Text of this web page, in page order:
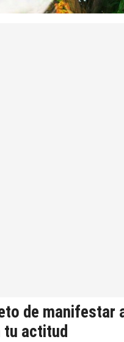
de manifestar
tu actitud